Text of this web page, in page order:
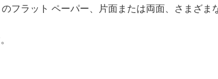
フラット ペーパー、片面または両面、さまざま